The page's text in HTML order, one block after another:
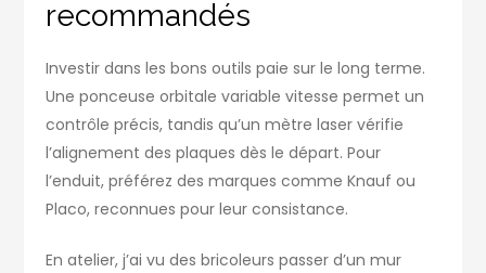
recommandés
Investir dans les bons outils paie sur le long terme.
Une ponceuse orbitale variable vitesse permet un
contrôle précis, tandis qu’un mètre laser vérifie
l’alignement des plaques dès le départ. Pour
l’enduit, préférez des marques comme Knauf ou
Placo, reconnues pour leur consistance.
En atelier, j’ai vu des bricoleurs passer d’un mur